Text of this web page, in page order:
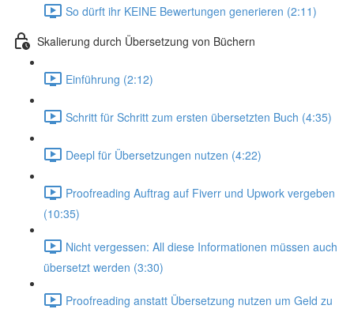
So dürft ihr KEINE Bewertungen generieren (2:11)
Skalierung durch Übersetzung von Büchern
Einführung (2:12)
Schritt für Schritt zum ersten übersetzten Buch (4:35)
Deepl für Übersetzungen nutzen (4:22)
Proofreading Auftrag auf Fiverr und Upwork vergeben
(10:35)
Nicht vergessen: All diese Informationen müssen auch
übersetzt werden (3:30)
Proofreading anstatt Übersetzung nutzen um Geld zu